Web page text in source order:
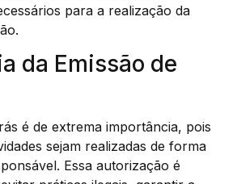
para a realização da
da Emissão de
é de extrema importância, pois
sejam realizadas de forma
Essa autorização é